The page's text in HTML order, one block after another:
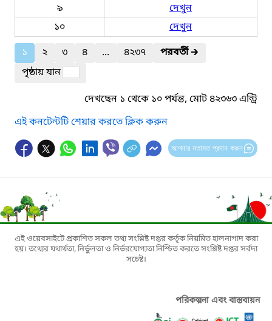
৯
দেখুন
১০
দেখুন
১
২ ৩ ৪ ... ৪২৩৭ পরবর্তী🡲
পৃষ্ঠায় যান
দেখছেন ১ থেকে ১০ পর্যন্ত, মোট ৪২৩৬৩ এন্ট্রি
এই কনটেন্টটি শেয়ার করতে ক্লিক করুন
আপনার মতামত প্রদান করুন
এই ওয়েবসাইটে প্রকাশিত সকল তথ্য সংশ্লিষ্ট দপ্তর কর্তৃক নিয়মিত হালনাগাদ করা
হয়। তথ্যের যথার্থতা, নির্ভুলতা ও নির্ভরযোগ্যতা নিশ্চিত করতে সংশ্লিষ্ট দপ্তর সর্বদা
সচেষ্ট।
পরিকল্পনা এবং বাস্তবায়ন